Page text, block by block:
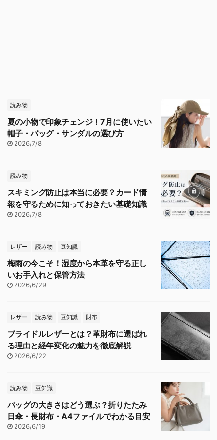
読み物
夏の小物で印象チェンジ！7月に使いたい
帽子・バッグ・サンダルの選び方
2026/7/8
読み物
スキミング防止は本当に必要？カード情
報を守るために知っておきたい基礎知識
2026/7/8
レザー 読み物 豆知識
梅雨の今こそ！湿度から本革を守る正し
いお手入れと保管方法
2026/6/29
レザー 読み物 豆知識 財布
ブライドルレザーとは？革財布に選ばれ
る理由と経年変化の魅力を徹底解説
2026/6/22
読み物 豆知識
バッグの大きさはどう選ぶ？折りたたみ
日傘・長財布・A4ファイルでわかる目安
2026/6/19